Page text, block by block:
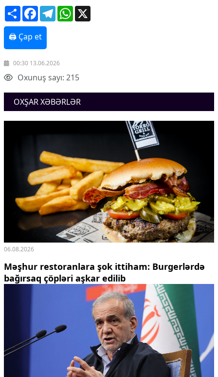
Sağlamlıq
Sosium
Mənəvi dəyərlər
Texnologiya
Mətbuat-150
Əlaqə
Missiyamız
ShareFacebookTelegramWhatsApp
🖨 Çap et
00:30 13.06.2026
Oxunuş sayı: 215
OXŞAR XƏBƏRLƏR
06.08.2026
Məşhur restoranlara şok ittiham: Burgerlərdə
bağırsaq çöpləri aşkar edilib